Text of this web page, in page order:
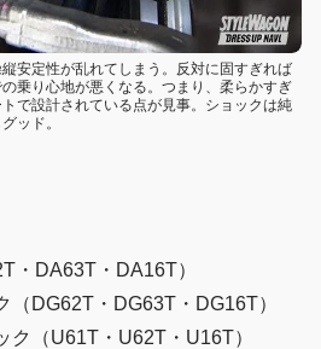
安定性が乱れてしまう。反対に固すぎれば
乗り心地が悪くなる。つまり、柔らかすぎ
で設計されている点が見事。ショックは純
ッド。
・DA63T・DA16T）
・DG63T・DG16T）
U61T・U62T・U16T）